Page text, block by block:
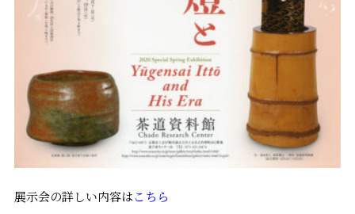
展示会の詳しい内容はこちら